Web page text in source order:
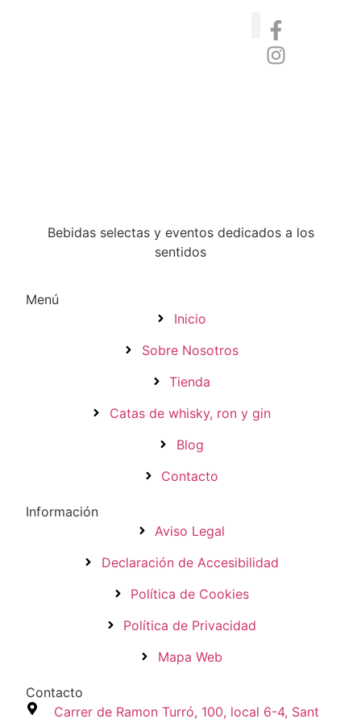
Bebidas selectas y eventos dedicados a los
sentidos
Menú
Inicio
Sobre Nosotros
Tienda
Catas de whisky, ron y gin
Blog
Contacto
Información
Aviso Legal
Declaración de Accesibilidad
Política de Cookies
Política de Privacidad
Mapa Web
Contacto
Carrer de Ramon Turró, 100, local 6-4, Sant